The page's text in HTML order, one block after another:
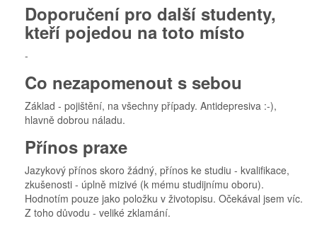
Doporučení pro další studenty,
kteří pojedou na toto místo
-
Co nezapomenout s sebou
Základ - pojištění, na všechny případy. Antidepresiva :-),
hlavně dobrou náladu.
Přínos praxe
Jazykový přínos skoro žádný, přínos ke studiu - kvalifikace,
zkušenosti - úplně mizivé (k mému studijnímu oboru).
Hodnotím pouze jako položku v životopisu. Očekával jsem víc.
Z toho důvodu - veliké zklamání.